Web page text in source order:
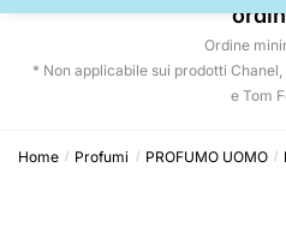
Ordine
* Non applicabile sui prodotti
e Tom
Home / Profumi / PROFUMO UOMO /